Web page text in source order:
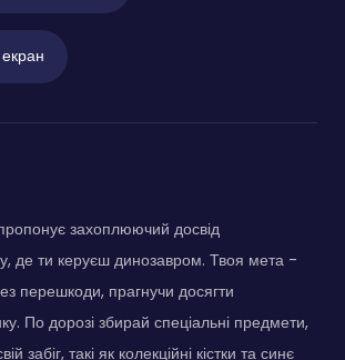
захоплюючий досвід
де ти керуєш динозавром. Твоя мета -
перешкоди, прагнучи досягти
По дорозі збирай спеціальні предмети,
забіг, такі як колекційні кістки та синє